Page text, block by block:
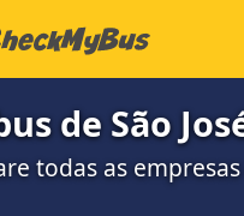
de São
todas as